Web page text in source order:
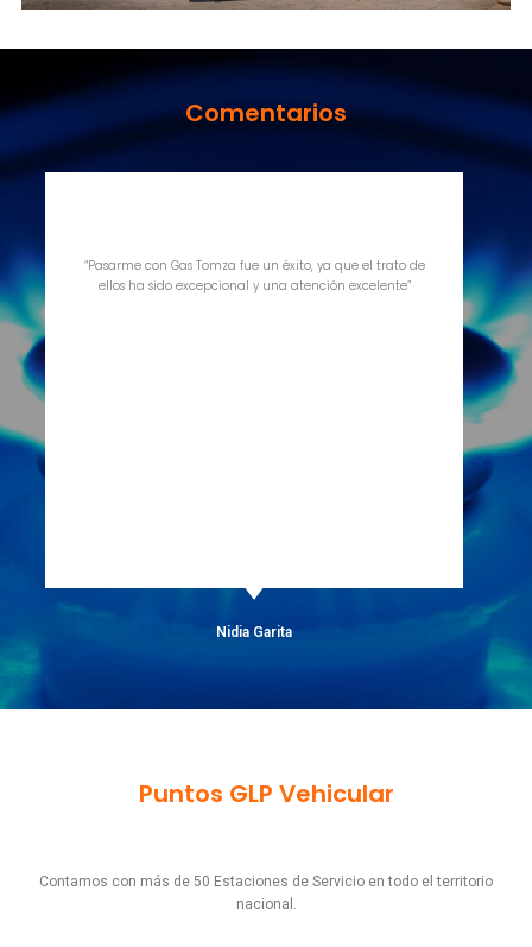
Comentarios
“Me siento muy complacido por el trato que me ha
brindado Gas Tomza, porque es una empresa que se
Warner Díaz
Puntos GLP Vehicular
Contamos con más de 50 Estaciones de Servicio en todo el territorio
nacional.